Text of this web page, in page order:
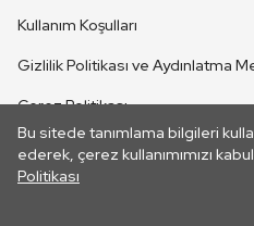
Bu sitede tanımlama bilgileri
ederek, çerez kullanımımızı
Politikası
CANLI YAYINLAR
Kullanım Koşulları
Gizlilik Politikası ve Aydınlatma
Çerez Politikası
İletişim
Her hakkı saklıdır. ©2026